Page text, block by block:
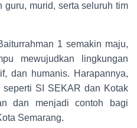
murid, serta seluruh tim
1 semakin maju,
mewujudkan lingkungan
dan humanis. Harapannya,
seperti SI SEKAR dan Kotak
dan menjadi contoh bagi
Semarang.